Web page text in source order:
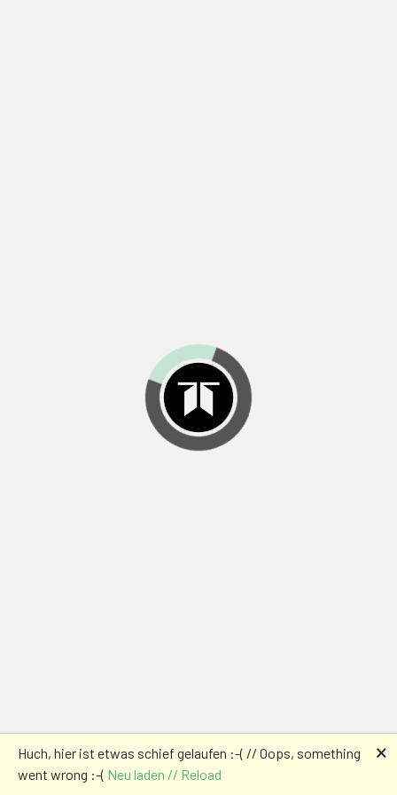
Huch, hier ist etwas schief gelaufen :-( // Oops, something
went wrong :-( Neu laden // Reload
🗙